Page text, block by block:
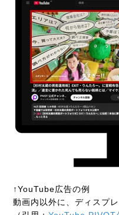
↑YouTube広告の例
動画内以外に、ディスプ